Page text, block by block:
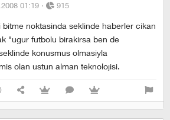
01:19 · 915
noktasinda seklinde haberler cikan
"ugur futbolu birakirsa ben de
konusmus olmasiyla
olan ustun alman teknolojisi.